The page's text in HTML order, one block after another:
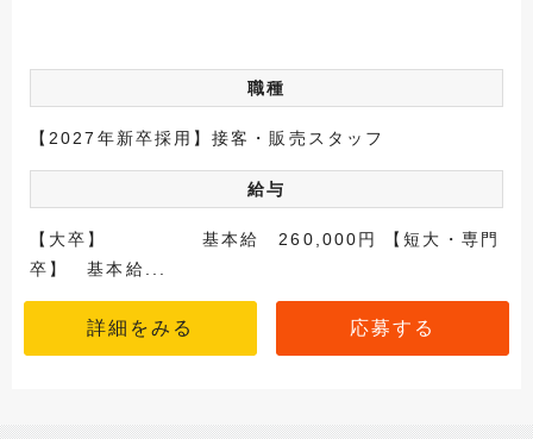
職種
【2027年新卒採用】接客・販売スタッフ
給与
【大卒】 基本給 260,000円 【短大・専門
卒】 基本給...
詳細をみる 応募する